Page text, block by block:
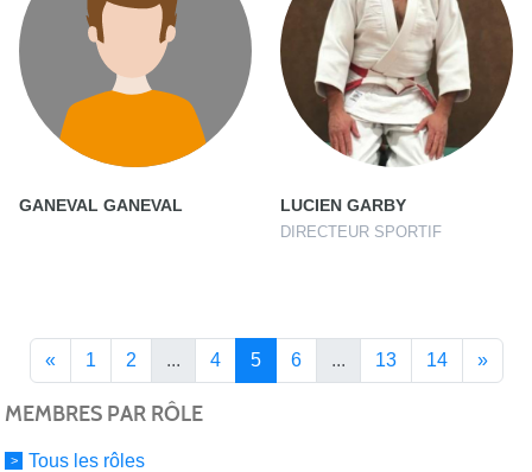
GANEVAL GANEVAL LUCIEN GARBY
DIRECTEUR SPORTIF
« 1 2 ... 4 5 6 ... 13 14 »
MEMBRES PAR RÔLE
Tous les rôles